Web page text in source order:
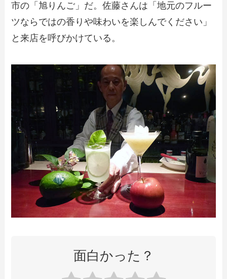
市の「旭りんご」だ。佐藤さんは「地元のフルー
ツならではの香りや味わいを楽しんでください」
と来店を呼びかけている。
面白かった？